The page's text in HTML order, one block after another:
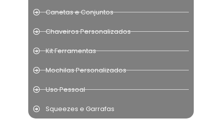
Canetas e Conjuntos
Chaveiros Personalizados
Kit Ferramentas
Mochilas Personalizados
Uso Pessoal
Squeezes e Garrafas